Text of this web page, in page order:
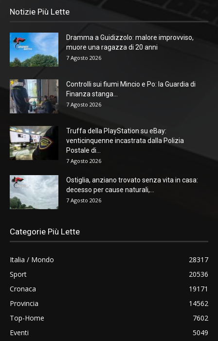
Notizie Più Lette
Dramma a Guidizzolo: malore improvviso,
muore una ragazza di 20 anni
7 Agosto 2026
Controlli sui fiumi Mincio e Po: la Guardia di
Finanza stanga...
7 Agosto 2026
Truffa della PlayStation su eBay:
venticinquenne incastrata dalla Polizia
Postale di...
7 Agosto 2026
Ostiglia, anziano trovato senza vita in casa:
decesso per cause naturali,...
7 Agosto 2026
Categorie Più Lette
Italia / Mondo
28317
Sport
20536
Cronaca
19171
Provincia
14562
Top-Home
7602
Eventi
5049